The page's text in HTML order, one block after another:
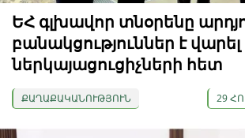
ԵՀ գլխավոր տնօրենը
բանակցություններ է
ներկայացուցիչների հետ
ՔԱՂԱՔԱԿԱՆՈՒԹՅՈՒՆ 29